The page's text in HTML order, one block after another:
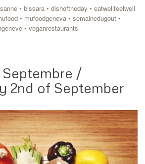
• bissara • dishoftheday • eatwellfeelwell
• mufoodgeneva • semainedugout •
• veganrestaurants
/
2nd of September